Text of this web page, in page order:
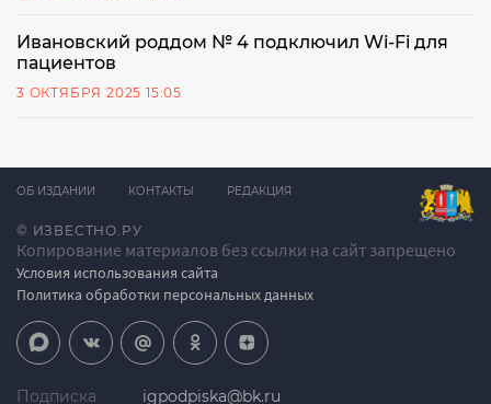
Ивановский роддом № 4 подключил Wi-Fi для
пациентов
3 ОКТЯБРЯ 2025 15:05
© ИЗВЕСТНО.РУ
Копирование материалов без ссылки на сайт запрещено
Условия использования сайта
Политика обработки персональных данных
ОБ ИЗДАНИИ КОНТАКТЫ РЕДАКЦИЯ
Подписка igpodpiska@bk.ru